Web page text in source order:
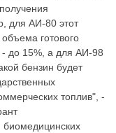
для АИ-80 этот
готового
до 15%, а для АИ-98
бензин будет
топлив", -
биомедицинских